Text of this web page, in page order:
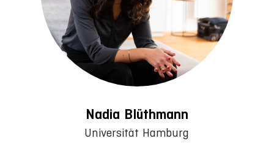
Nadia Blüthmann
Universität Hamburg